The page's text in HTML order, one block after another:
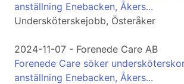
anställning Enebacken, Åkers...
Undersköterskejobb, Österåker
2024-11-07 - Forenede Care AB
Forenede Care söker
anställning Enebacken, Åkers...